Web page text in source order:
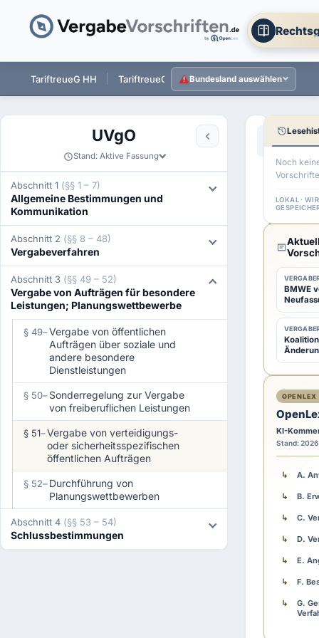
TariftreueG HH TariftreueG NI TariftreueG HE
Bundesland auswählen
UVgO
Stand: Aktive Fassung
Abschnitt 1 (§§ 1 – 7)
Allgemeine Bestimmungen und
Kommunikation
Abschnitt 2 (§§ 8 – 48)
Vergabeverfahren
Abschnitt 3 (§§ 49 – 52)
Vergabe von Aufträgen für besondere
Leistungen; Planungswettbewerbe
§ 49–Vergabe von öffentlichen
Aufträgen über soziale und
andere besondere
Dienstleistungen
§ 50–Sonderregelung zur Vergabe
von freiberuflichen Leistungen
§ 51–Vergabe von verteidigungs-
oder sicherheitsspezifischen
öffentlichen Aufträgen
§ 52–Durchführung von
Planungswettbewerben
Abschnitt 4 (§§ 53 – 54)
Schlussbestimmungen
Aa
51
UVgO
von
oder
(1) A
w
e
n
d
Noch
LOKAL ·
BMWE
OPENLEX
KI-
Stand: 2026
A.
B.
C.
D.
E.
F.
G.